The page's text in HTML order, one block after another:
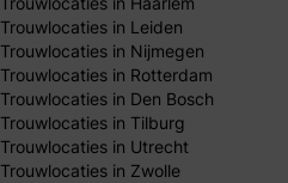
Trouwlocaties in Leiden
Trouwlocaties in Nijmegen
Trouwlocaties in Rotterdam
Trouwlocaties in Den Bosch
Trouwlocaties in Tilburg
Trouwlocaties in Utrecht
Trouwlocaties in Zwolle